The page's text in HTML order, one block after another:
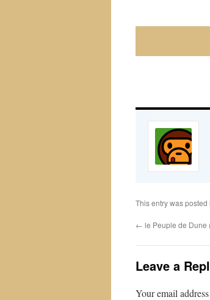
This entry was posted
← le Peuple de Dune
Leave a
Your email